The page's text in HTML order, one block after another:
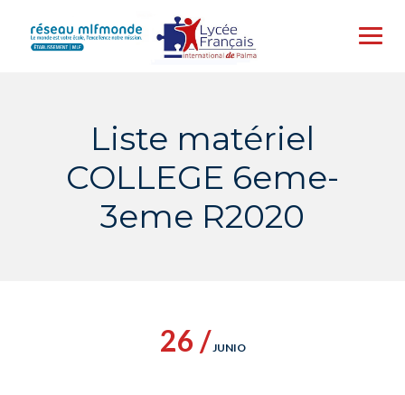
content
Liste matériel
COLLEGE 6eme-
3eme R2020
26 /JUNIO